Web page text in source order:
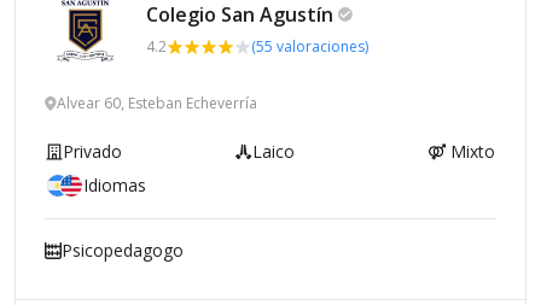
Colegio San Agustín
4.2 (55 valoraciones)
Alvear 60, Esteban Echeverría
Privado Laico
Mixto
Idiomas
Psicopedagogo